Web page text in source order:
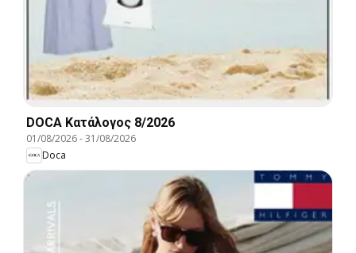
DOCA Kατάλογος 8/2026
01/08/2026-31/08/2026
Doca